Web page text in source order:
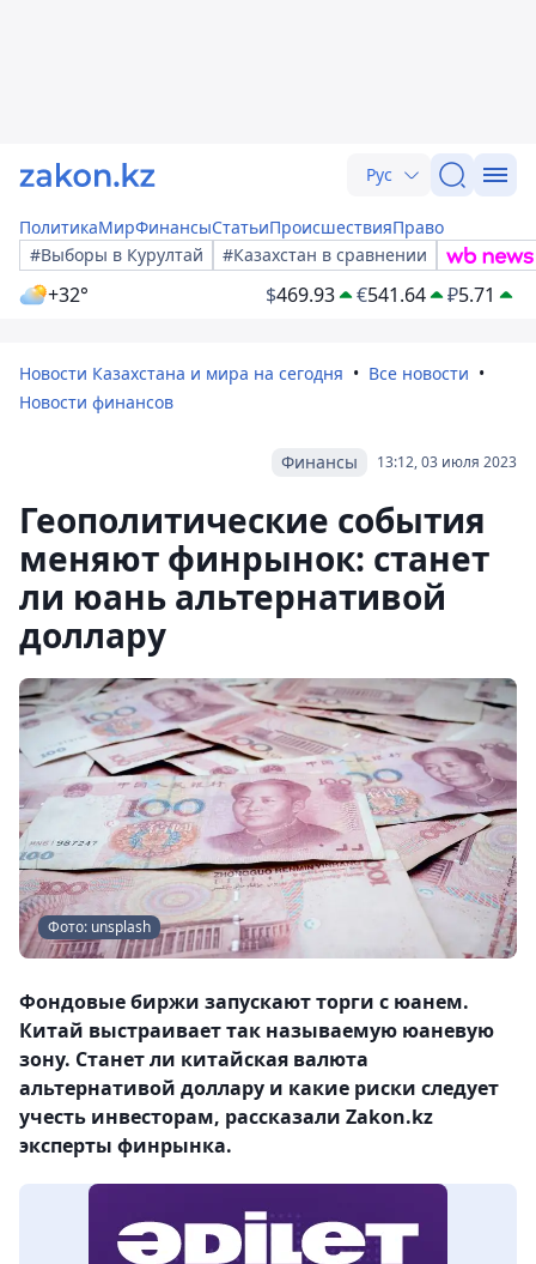
Рус
ПолитикаМирФинансыСтатьиПроисшествияПраво
#Выборы в Курултай
#Казахстан в сравнении
+32° $469.93 €541.64 ₽5.71
Новости Казахстана и мира на сегодня
Все новости
Новости финансов
13:12, 03 июля 2023
Финансы
Геополитические события
меняют финрынок: станет
ли юань альтернативой
доллару
Фото: unsplash
Фондовые биржи запускают торги с юанем.
Китай выстраивает так называемую юаневую
зону. Станет ли китайская валюта
альтернативой доллару и какие риски следует
учесть инвесторам, рассказали Zakon.kz
эксперты финрынка.